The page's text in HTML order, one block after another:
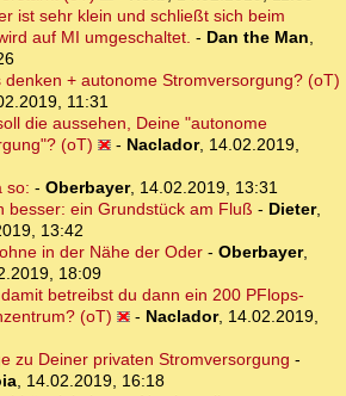
ist sehr klein und schließt sich beim
auf MI umgeschaltet. - Dan the Man,
denken + autonome Stromversorgung? (oT)
11:31
die aussehen, Deine "autonome
(oT)
- Naclador, 14.02.2019,
so: - Oberbayer, 14.02.2019, 13:31
besser: ein Grundstück am Fluß - Dieter,
13:42
in der Nähe der Oder- Oberbayer,
18:09
betreibst du dann ein 200 PFlops-
(oT)
- Naclador, 14.02.2019,
zu Deiner privaten Stromversorgung -
, 14.02.2019, 16:18